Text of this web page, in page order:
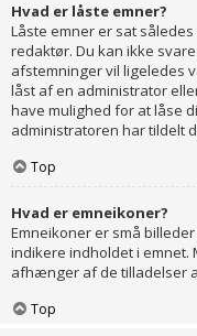
Hvad er låste emner?
Låste emner er sat
redaktør. Du kan ikke
afstemninger vil ligeledes
låst af en administrator
have mulighed for at låse
administratoren har tildelt
Top
Hvad er emneikoner?
Emneikoner er små
indikere indholdet i
afhænger af de tilladelser
Top